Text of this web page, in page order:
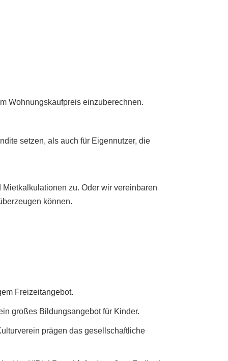
Wohnungskaufpreis einzuberechnen.
setzen, als auch für Eigennutzer, die
zu. Oder wir vereinbaren
können.
Freizeitangebot.
großes Bildungsangebot für Kinder.
prägen das gesellschaftliche